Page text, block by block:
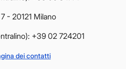
- 20121 Milano
+39 02 724201
dei contatti